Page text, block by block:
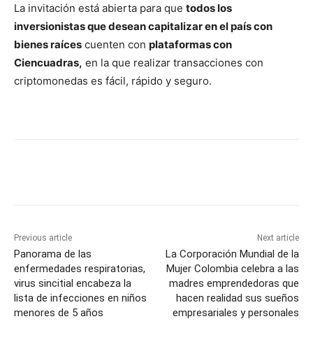
La invitación está abierta para que todos los
inversionistas que desean capitalizar en el país con
bienes raíces cuenten con plataformas con
Ciencuadras, en la que realizar transacciones con
criptomonedas es fácil, rápido y seguro.
Previous article
Panorama de las
enfermedades respiratorias,
virus sincitial encabeza la
lista de infecciones en niños
menores de 5 años
Next article
La Corporación Mundial de la
Mujer Colombia celebra a las
madres emprendedoras que
hacen realidad sus sueños
empresariales y personales